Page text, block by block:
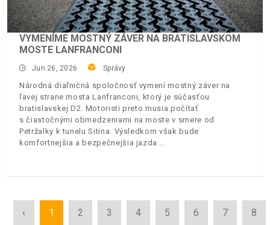
VYMENÍME MOSTNÝ ZÁVER NA BRATISLAVSKOM
MOSTE LANFRANCONI
Jun 26, 2026 Správy
Národná diaľničná spoločnosť vymení mostný záver na
ľavej strane mosta Lanfranconi, ktorý je súčasťou
bratislavskej D2. Motoristi preto musia počítať
s čiastočnými obmedzeniami na moste v smere od
Petržalky k tunelu Sitina. Výsledkom však bude
komfortnejšia a bezpečnejšia jazda.
‹ 1 2 3 4 5 6 7 8